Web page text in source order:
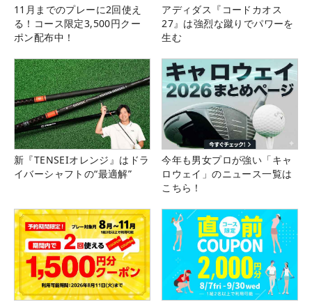
11月までのプレーに2回使え
る！コース限定3,500円クー
ポン配布中！
アディダス『コードカオス
27』は強烈な蹴りでパワーを
生む
新『TENSEIオレンジ』はドラ
イバーシャフトの“最適解”
今年も男女プロが強い「キャ
ロウェイ」のニュース一覧は
こちら！